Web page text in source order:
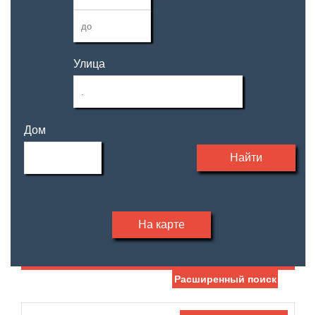
Улица
Дом
Найти
На карте
С фото
Отдельный вход
Расширенный поиск